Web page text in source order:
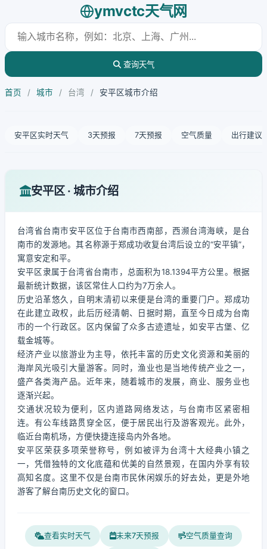
ymvctc天气网
查询天气
首页 / 城市 / 台湾 / 安平区城市介绍
安平区实时天气 3天预报 7天预报 空气质量 出行建议
安平区 · 城市介绍
台湾省台南市安平区位于台南市西南部，西濒台湾海峡，是台
南市的发源地。其名称源于郑成功收复台湾后设立的“安平镇”，
寓意安定和平。
安平区隶属于台湾省台南市，总面积为18.1394平方公里。根据
最新统计数据，该区常住人口约为7万余人。
历史沿革悠久，自明末清初以来便是台湾的重要门户。郑成功
在此建立政权，此后历经清朝、日据时期，直至今日成为台南
市的一个行政区。区内保留了众多古迹遗址，如安平古堡、亿
载金城等。
经济产业以旅游业为主导，依托丰富的历史文化资源和美丽的
海岸风光吸引大量游客。同时，渔业也是当地传统产业之一，
盛产各类海产品。近年来，随着城市的发展，商业、服务业也
逐渐兴起。
交通状况较为便利，区内道路网络发达，与台南市区紧密相
连。有公车线路贯穿全区，便于居民出行及游客观光。此外，
临近台南机场，方便快捷连接岛内外各地。
安平区荣获多项荣誉称号，例如被评为台湾十大经典小镇之
一，凭借独特的文化底蕴和优美的自然景观，在国内外享有较
高知名度。这里不仅是台南市民休闲娱乐的好去处，更是外地
游客了解台南历史文化的窗口。
查看实时天气 未来7天预报 空气质量查询